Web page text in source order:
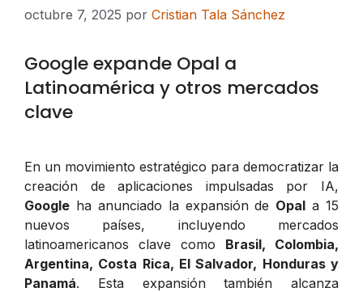
octubre 7, 2025 por Cristian Tala Sánchez
Google expande Opal a
Latinoamérica y otros mercados
clave
En un movimiento estratégico para democratizar la
creación de aplicaciones impulsadas por IA,
Google ha anunciado la expansión de Opal a 15
nuevos países, incluyendo mercados
latinoamericanos clave como Brasil, Colombia,
Argentina, Costa Rica, El Salvador, Honduras y
Panamá. Esta expansión también alcanza